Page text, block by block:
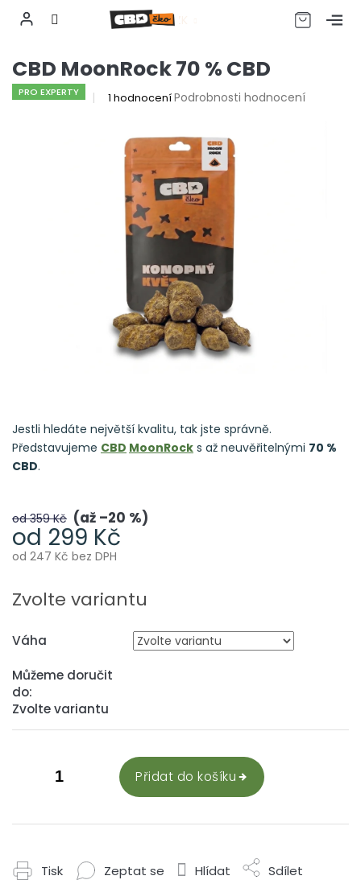
na
obsah
CZK
CBD MoonRock 70 % CBD
PRO EXPERTY
Průměrné
hvězdiček.
1 hodnoceníPodrobnosti hodnocení
od 359 Kč až –20 %
od 299 Kč
od 247 Kč bez DPH
cena:
Zvolte variantu
Váha
Můžeme doručit
do:
Zvolte variantu
Přidat do košíku
Jestli hledáte největší kvalitu, tak jste správně.
Představujeme CBD MoonRock s až neuvěřitelnými 70 %
CBD.
Tisk Zeptat se Hlídat Sdílet